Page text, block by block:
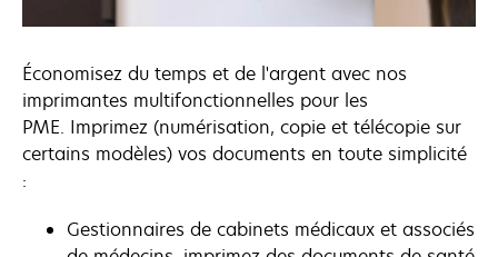
Économisez du temps et de l'argent avec nos
imprimantes multifonctionnelles pour les
PME. Imprimez (numérisation, copie et télécopie sur
certains modèles) vos documents en toute simplicité
:
Gestionnaires de cabinets médicaux et associés